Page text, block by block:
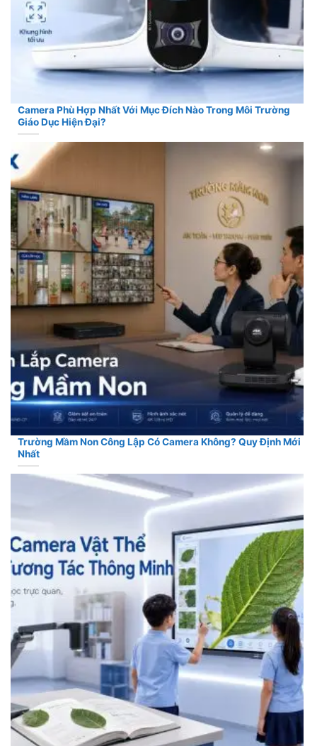
Camera Phù Hợp Nhất Với Mục Đích Nào Trong Môi Trường
Giáo Dục Hiện Đại?
Trường Mầm Non Công Lập Có Camera Không? Quy Định Mới
Nhất